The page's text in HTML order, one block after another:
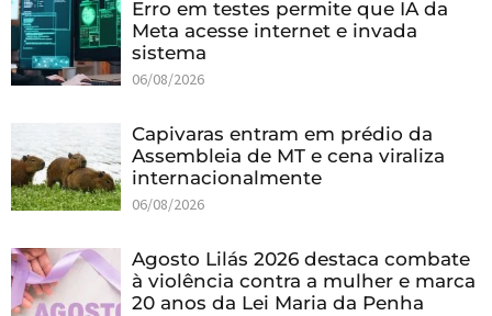
Erro em testes permite que IA da
Meta acesse internet e invada
sistema
06/08/2026
Capivaras entram em prédio da
Assembleia de MT e cena viraliza
internacionalmente
06/08/2026
Agosto Lilás 2026 destaca combate
à violência contra a mulher e marca
20 anos da Lei Maria da Penha